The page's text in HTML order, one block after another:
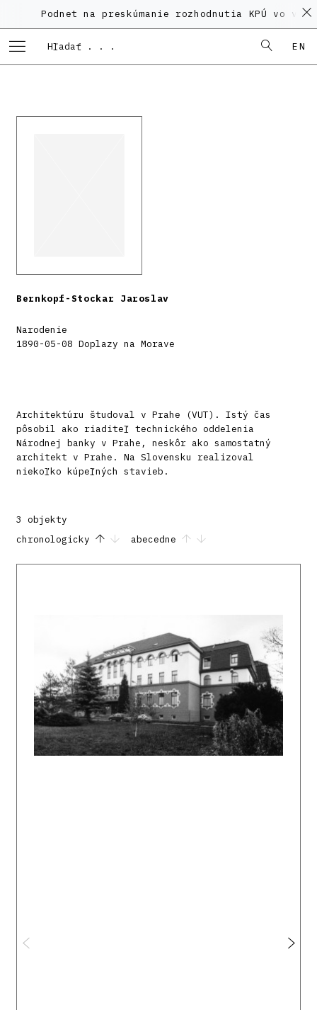
Podnet na preskúmanie rozhodnutia KPÚ vo veci
EN
Bernkopf-Stockar Jaroslav
Narodenie
1890-05-08 Doplazy na Morave
Architektúru študoval v Prahe (VUT). Istý čas
pôsobil ako riaditeľ technického oddelenia
Národnej banky v Prahe, neskôr ako samostatný
architekt v Prahe. Na Slovensku realizoval
niekoľko kúpeľných stavieb.
3 objekty
chronologicky
abecedne